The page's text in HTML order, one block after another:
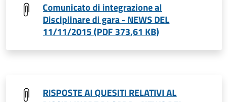
Comunicato di integrazione al
Disciplinare di gara - NEWS DEL
11/11/2015 (PDF 373,61 KB)
RISPOSTE AI QUESITI RELATIVI AL